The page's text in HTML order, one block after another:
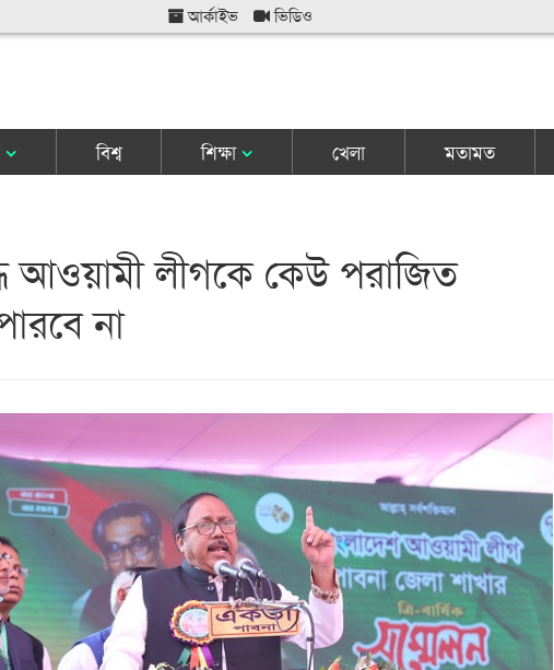
আর্কাইভ ভিডিও
বিশ্ব শিক্ষা খেলা মতামত
আওয়ামী লীগকে কেউ পরাজিত
না